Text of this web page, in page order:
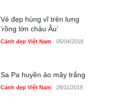
Cảnh đẹp Việt Nam 25/04/2020
Bán đảo Sơn Trà sẽ là khu
Vẻ đẹp hùng vĩ trên lưng
‘rồng lớn châu Âu’
Cảnh đẹp Việt Nam 05/04/2018
Sa Pa huyền ảo mây trắng
Cảnh đẹp Việt Nam 28/11/2019